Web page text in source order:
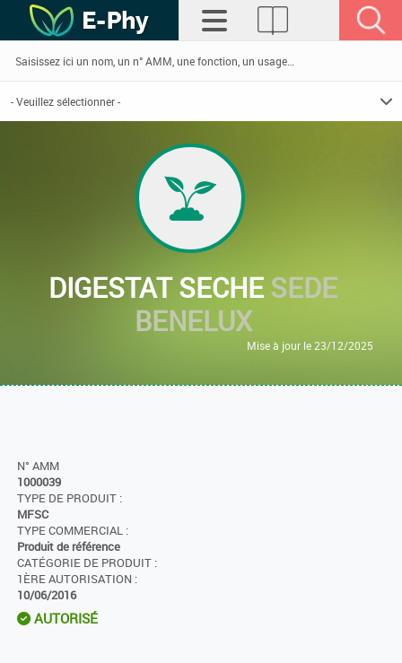
DIGESTAT SECHESEDE
BENELUX
Mise à jour le 23/12/2025
N° AMM
1000039
TYPE DE PRODUIT :
MFSC
TYPE COMMERCIAL :
Produit de référence
CATÉGORIE DE PRODUIT :
1ÈRE AUTORISATION :
10/06/2016
AUTORISÉ